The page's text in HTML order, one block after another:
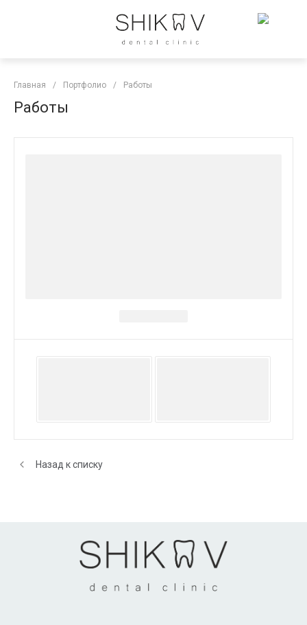
Главная / Портфолио / Работы
Работы
Назад к списку